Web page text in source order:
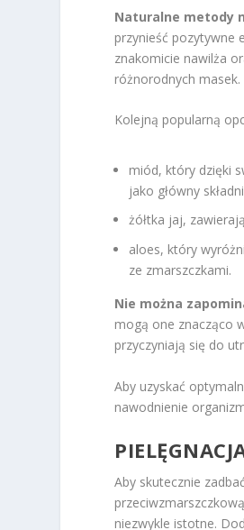
Naturalne metody
przynieść pozytywne
znakomicie nawilża
różnorodnych masek.
Kolejną popularną
miód, który dzięki
jako główny
żółtka jaj,
aloes, który
ze zmarszczkami.
Nie można
mogą one znacząco
przyczyniają się do
Aby uzyskać
nawodnienie
Aby skutecznie
niezwykle istotne.